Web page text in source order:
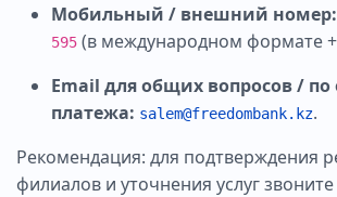
Мобильный / внешний номер:
595 (в международном формате
Email для общих вопросов / по
платежа: salem@freedombank.kz.
Рекомендация: для подтверждения
филиалов и уточнения услуг